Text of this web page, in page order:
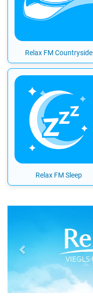
Relax FM Countryside
Relax FM Sleep